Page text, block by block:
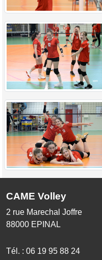
CAME Volley
2 rue Marechal Joffre
88000 EPINAL
Tél. : 06 19 95 88 24